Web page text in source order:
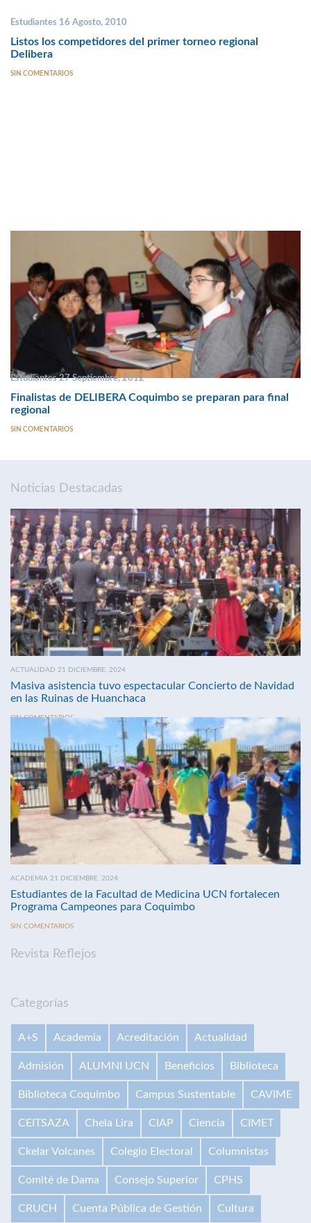
Estudiantes 16 Agosto, 2010
Listos los competidores del primer torneo regional
Delibera
SIN COMENTARIOS
Estudiantes 27 Septiembre, 2012
Finalistas de DELIBERA Coquimbo se preparan para final
regional
SIN COMENTARIOS
Noticias Destacadas
ACTUALIDAD 21 DICIEMBRE, 2024
Masiva asistencia tuvo espectacular Concierto de Navidad
en las Ruinas de Huanchaca
SIN COMENTARIOS
ACADEMIA 21 DICIEMBRE, 2024
Estudiantes de la Facultad de Medicina UCN fortalecen
Programa Campeones para Coquimbo
SIN COMENTARIOS
Revista Reflejos
Categorías
A+S Academia Acreditación Actualidad
Admisión ALUMNI UCN Beneficios Biblioteca
Biblioteca Coquimbo Campus Sustentable CAVIME
CEITSAZA Chela Lira CIAP Ciencia CIMET
Ckelar Volcanes Colegio Electoral Columnistas
Comité de Dama Consejo Superior CPHS
CRUCH Cuenta Pública de Gestión Cultura